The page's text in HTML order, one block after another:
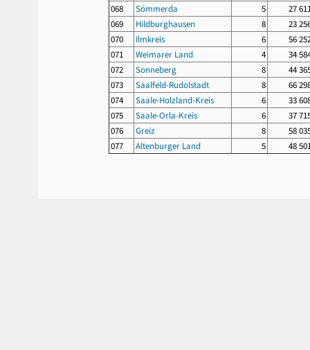
068
Sömmerda 5
27
069
Hildburghausen 8
23
070
Ilmkreis 6
56
071
Weimarer Land 4
34
072
Sonneberg 8
44
073
Saalfeld-Rudolstadt 8
66
074
Saale-Holzland-Kreis 6
33
075
Saale-Orla-Kreis 6
37
076
Greiz 8
58
077
Altenburger Land 5 48